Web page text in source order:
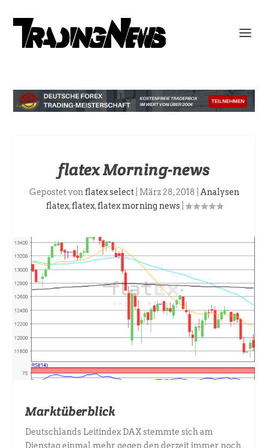
flatex Morning-news
Gepostet vonflatex select| März 28, 2018
Analysen
flatex,flatex,flatex morning news|
Marktüberblick
Deutschlands Leitindex DAX stemmte sich am
Dienstag einmal mehr gegen den derzeit immer noch